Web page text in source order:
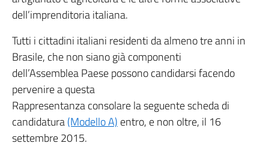
dell’imprenditoria italiana.
Tutti i cittadini italiani residenti da almeno tre anni in
Brasile, che non siano già componenti
dell’Assemblea Paese possono candidarsi facendo
pervenire a questa
Rappresentanza consolare la seguente scheda di
candidatura(Modello A) entro, e non oltre, il 16
settembre 2015.